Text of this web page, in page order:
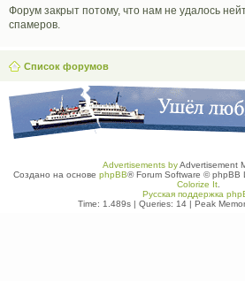
Форум закрыт потому, что нам не удалось
спамеров.
Список форумов
Advertisements byAdvertisement
Создано на основе phpBB® Forum Software © phpBB
Colorize It.
Русская поддержка
Time: 1.489s| Queries: 14| Peak